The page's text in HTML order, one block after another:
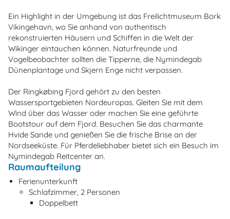
Ein Highlight in der Umgebung ist das Freilichtmuseum Bork
Vikingehavn, wo Sie anhand von authentisch
rekonstruierten Häusern und Schiffen in die Welt der
Wikinger eintauchen können. Naturfreunde und
Vogelbeobachter sollten die Tipperne, die Nymindegab
Dünenplantage und Skjern Enge nicht verpassen.
Der Ringkøbing Fjord gehört zu den besten
Wassersportgebieten Nordeuropas. Gleiten Sie mit dem
Wind über das Wasser oder machen Sie eine geführte
Bootstour auf dem Fjord. Besuchen Sie das charmante
Hvide Sande und genießen Sie die frische Brise an der
Nordseeküste. Für Pferdeliebhaber bietet sich ein Besuch im
Nymindegab Reitcenter an.
Raumaufteilung
Ferienunterkunft
Schlafzimmer, 2 Personen
Doppelbett